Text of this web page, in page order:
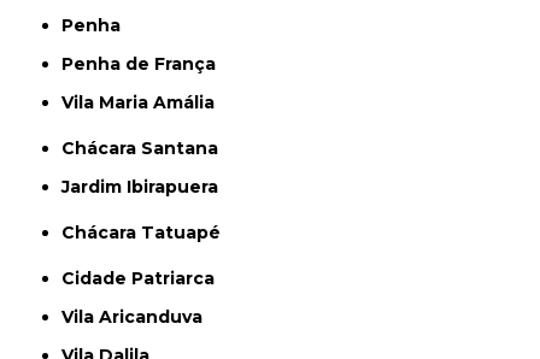
Penha
Penha de França
Vila Maria Amália
Chácara Santana
Jardim Ibirapuera
Chácara Tatuapé
Cidade Patriarca
Vila Aricanduva